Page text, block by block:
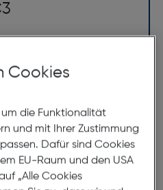
diese Form im
80er Retro-Style wieder
bei Brillenträgern mit
beliebt.
Cookies
die Funktionalität
und mit Ihrer Zustimmung
Dafür sind Cookies
EU-Raum und den USA
„Alle Cookies